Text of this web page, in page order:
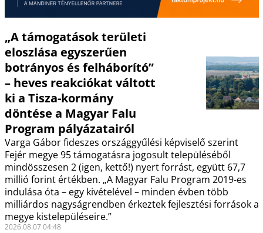
„A támogatások területi
eloszlása egyszerűen
botrányos és felháborító”
– heves reakciókat váltott
ki a Tisza-kormány
döntése a Magyar Falu
Program pályázatairól
Varga Gábor fideszes országgyűlési képviselő szerint
Fejér megye 95 támogatásra jogosult településéből
mindösszesen 2 (igen, kettő!) nyert forrást, együtt 67,7
millió forint értékben. „A Magyar Falu Program 2019-es
indulása óta – egy kivételével – minden évben több
milliárdos nagyságrendben érkeztek fejlesztési források a
megye kistelepüléseire.”
2026.08.07 04:48